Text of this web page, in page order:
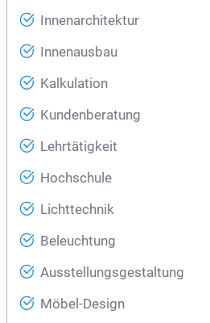
Innenarchitektur
Innenausbau
Kalkulation
Kundenberatung
Lehrtätigkeit
Hochschule
Lichttechnik
Beleuchtung
Ausstellungsgestaltung
Möbel-Design